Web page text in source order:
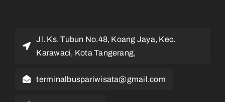
Jl. Ks. Tubun No.48, Koang Jaya, Kec.
Karawaci, Kota Tangerang,
terminalbuspariwisata@gmail.com